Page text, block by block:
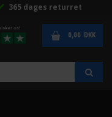
365 dages returret
0,00 DKK